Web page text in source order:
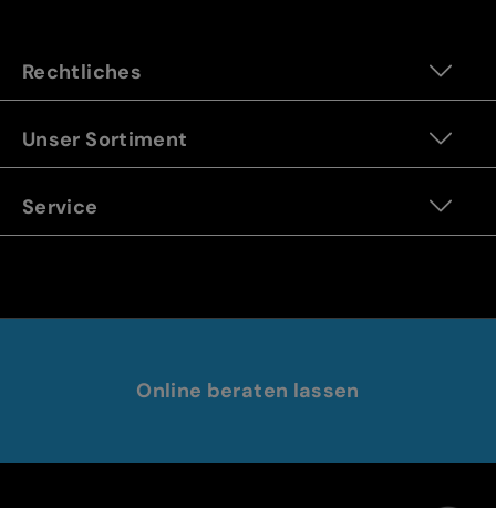
Rechtliches
Unser Sortiment
Service
Online beraten lassen